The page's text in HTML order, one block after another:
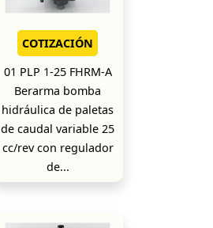
COTIZACIÓN
01 PLP 1-25 FHRM-A
Berarma bomba
hidráulica de paletas
de caudal variable 25
cc/rev con regulador
de...